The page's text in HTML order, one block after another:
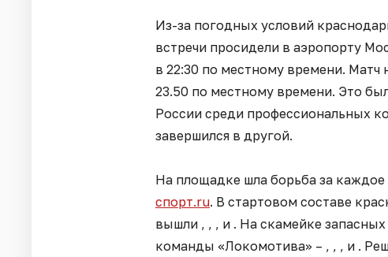
Из-за погодных условий
встречи просидели в аэропорту
в 22:30 по местному времени. Матч
23.50 по местному времени. Это
России среди профессиональных
завершился в другой.
На площадке шла борьба за
спорт.ru. В стартовом составе
вышли , , , и . На скамейке
команды «Локомотива» – , , , и .